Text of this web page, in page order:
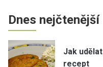
Dnes nejčtenější
Jak
recept